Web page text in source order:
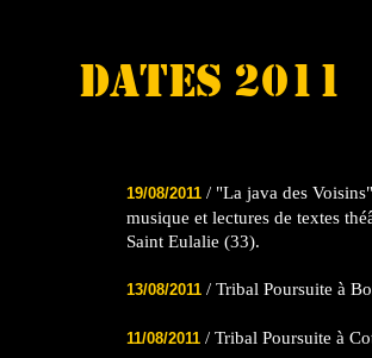
DATES 2011
19/08/2011/ "La java des
musique et lectures de textes
Saint Eulalie (33).
13/08/2011/ Tribal Poursuite à
11/08/2011/ Tribal Poursuite à